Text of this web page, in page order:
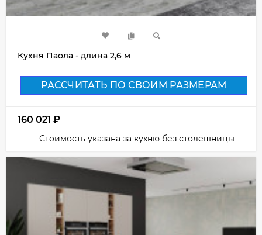
Кухня Паола - длина 2,6 м
РАССЧИТАТЬ ПО СВОИМ РАЗМЕРАМ
160 021 ₽
Стоимость указана за кухню без столешницы